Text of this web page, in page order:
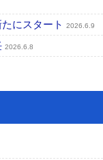
にスタート 2026.6.9
2026.6.8